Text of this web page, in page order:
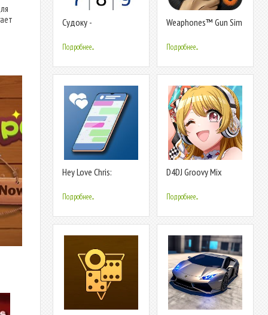
Судоку -
бесплатные
головоломки
Подробнее...
Weaphones™ Gun Sim
Подробнее...
Hey Love Chris:
Подробнее...
D4DJ Groovy Mix
Подробнее...